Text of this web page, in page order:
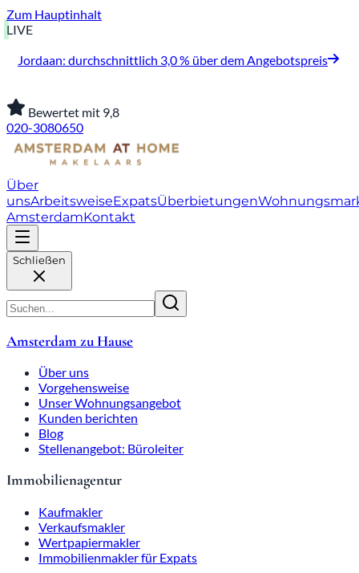
Zum Hauptinhalt
LIVE
Jordaan: durchschnittlich 3,0 % über dem Angebotspreis
Bewertet mit 9,8
020-3080650
Über
unsArbeitsweiseExpatsÜberbietungen
AmsterdamKontakt
Schließen
Amsterdam zu Hause
Über uns
Vorgehensweise
Unser Wohnungsangebot
Kunden berichten
Blog
Stellenangebot: Büroleiter
Immobilienagentur
Kaufmakler
Verkaufsmakler
Wertpapiermakler
Immobilienmakler für Expats